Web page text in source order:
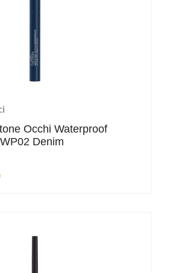
Occhi Waterproof
Denim